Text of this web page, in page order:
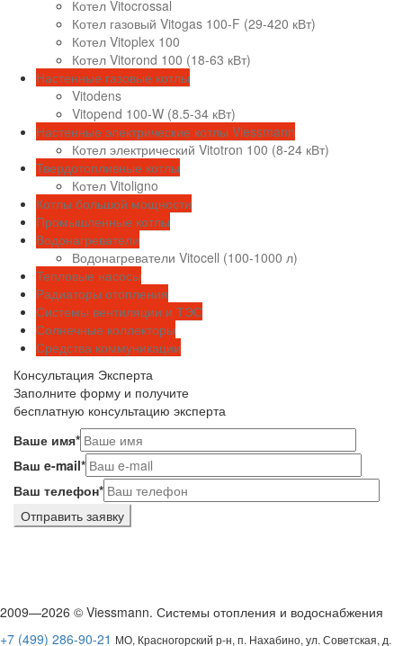
Котел Vitocrossal
Котел газовый Vitogas 100-F (29-420 кВт)
Котел Vitoplex 100
Котел Vitorond 100 (18-63 кВт)
Настенные газовые котлы
Vitodens
Vitopend 100-W (8.5-34 кВт)
Настенные электрические котлы Viessmann
Котел электрический Vitotron 100 (8-24 кВт)
Твердотопливные котлы
Котел Vitoligno
Котлы большой мощности
Промышленные котлы
Водонагреватели
Водонагреватели Vitocell (100-1000 л)
Тепловые насосы
Радиаторы отопления
Системы вентиляции и ТЭС
Солнечные коллекторы
Средства коммуникации
Консультация Эксперта
Заполните форму и получите
бесплатную консультацию эксперта
Ваше имя*
Ваш e-mail*
Ваш телефон*
2009—2026 © Viessmann. Системы отопления и водоснабжения
+7 (499) 286-90-21 МО, Красногорский р-н, п. Нахабино, ул. Советская, д.